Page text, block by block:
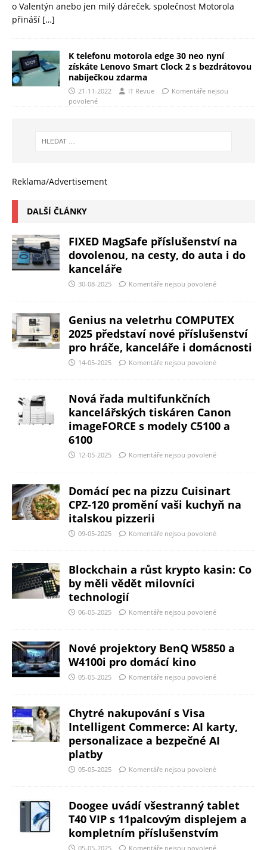
o Valentýn anebo jen milý dáreček, společnost Motorola
přináší […]
K telefonu motorola edge 30 neo nyní
získáte Lenovo Smart Clock 2 s bezdrátovou
nabíječkou zdarma
21-11-2022 IT Revue
Komentáře nejsou
povolené
Reklama/Advertisement
DALŠÍ ČLÁNKY
FIXED MagSafe příslušenství na
dovolenou, na cesty, do auta i do
kanceláře
30-08-2025 Komentáře nejsou povolené
Genius na veletrhu COMPUTEX
2025 představí nové příslušenství
pro hráče, kanceláře i domácnosti
14-05-2025 Komentáře nejsou povolené
Nová řada multifunkčních
kancelářských tiskáren Canon
imageFORCE s modely C5100 a
6100
12-05-2025 Komentáře nejsou povolené
Domácí pec na pizzu Cuisinart
CPZ-120 promění vaši kuchyň na
italskou pizzerii
09-05-2025 Komentáře nejsou povolené
Blockchain a růst krypto kasin: Co
by měli vědět milovníci
technologií
06-05-2025 Komentáře nejsou povolené
Nové projektory BenQ W5850 a
W4100i pro domácí kino
05-05-2025 Komentáře nejsou povolené
Chytré nakupování s Visa
Intelligent Commerce: AI karty,
personalizace a bezpečné AI
platby
05-05-2025 Komentáře nejsou povolené
Doogee uvádí všestranný tablet
T40 VIP s 11palcovým displejem a
kompletním příslušenstvím
05-05-2025 Komentáře nejsou povolené